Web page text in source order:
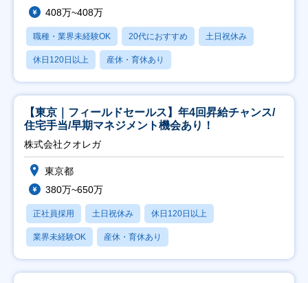
408万~408万
職種・業界未経験OK 20代におすすめ 土日祝休み
休日120日以上 産休・育休あり
【東京｜フィールドセールス】年4回昇給チャンス/
住宅手当/早期マネジメント機会あり！
株式会社クオレガ
東京都
380万~650万
正社員採用 土日祝休み 休日120日以上
業界未経験OK 産休・育休あり